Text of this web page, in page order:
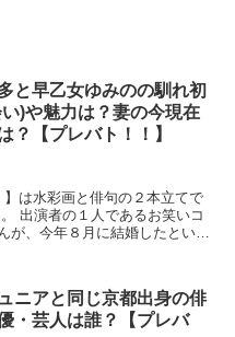
と早乙女ゆみのの馴れ初
)や魅力は？妻の今現在
？【プレバト！！】
は水彩画と俳句の２本立てで
が、今年８月に結婚したという
ニアと同じ京都出身の俳
・芸人は誰？【プレバ